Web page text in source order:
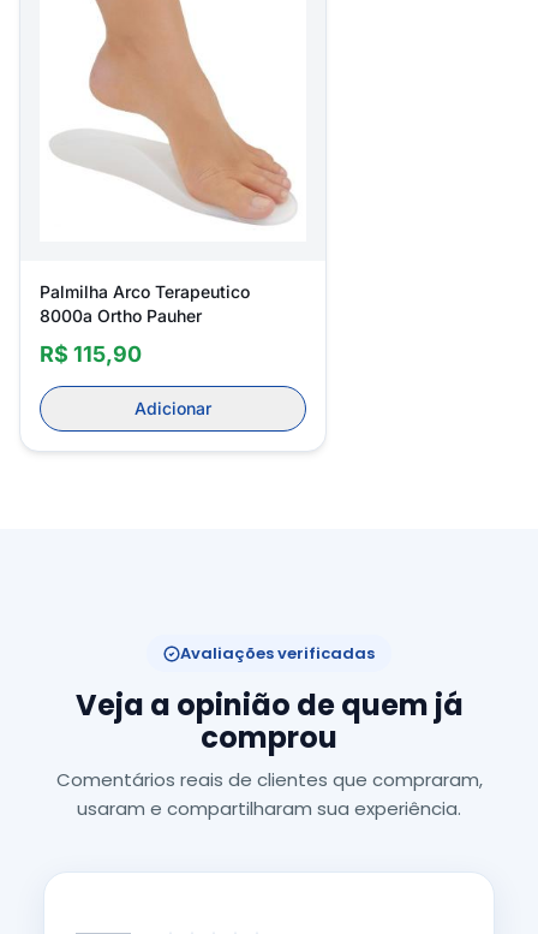
Palmilha Arco Terapeutico
8000a Ortho Pauher
R$ 115,90
Adicionar
Avaliações verificadas
Veja a opinião de quem já
comprou
Comentários reais de clientes que compraram,
usaram e compartilharam sua experiência.